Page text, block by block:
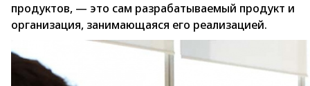
продуктов, — это сам разрабатываемый продукт и
организация, занимающаяся его реализацией.